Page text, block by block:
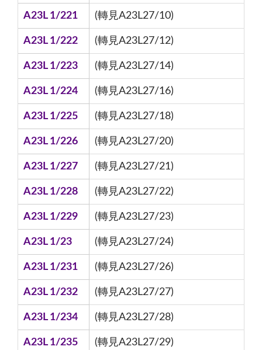
A23L 1/221 (轉見A23L27/10)
A23L 1/222 (轉見A23L27/12)
A23L 1/223 (轉見A23L27/14)
A23L 1/224 (轉見A23L27/16)
A23L 1/225 (轉見A23L27/18)
A23L 1/226 (轉見A23L27/20)
A23L 1/227 (轉見A23L27/21)
A23L 1/228 (轉見A23L27/22)
A23L 1/229 (轉見A23L27/23)
A23L 1/23 (轉見A23L27/24)
A23L 1/231 (轉見A23L27/26)
A23L 1/232 (轉見A23L27/27)
A23L 1/234 (轉見A23L27/28)
A23L 1/235 (轉見A23L27/29)